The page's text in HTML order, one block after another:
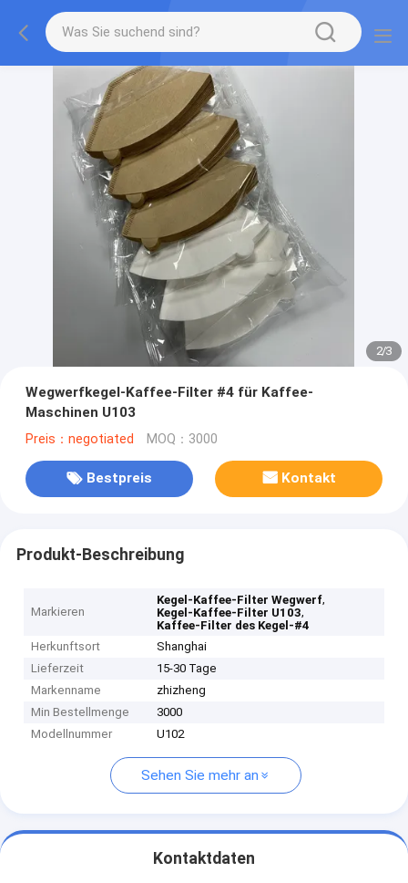
2/3
Wegwerfkegel-Kaffee-Filter #4 für Kaffee-
Maschinen U103
Preis：negotiated MOQ：3000
Bestpreis Kontakt
Produkt-Beschreibung
Markieren
Kegel-Kaffee-Filter Wegwerf,
Kegel-Kaffee-Filter U103,
Kaffee-Filter des Kegel-#4
Herkunftsort
Shanghai
Lieferzeit
15-30 Tage
Markenname
zhizheng
Min Bestellmenge
3000
Modellnummer
U102
Sehen Sie mehr an
Kontaktdaten